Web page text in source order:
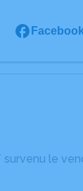
Facebook
survenu le